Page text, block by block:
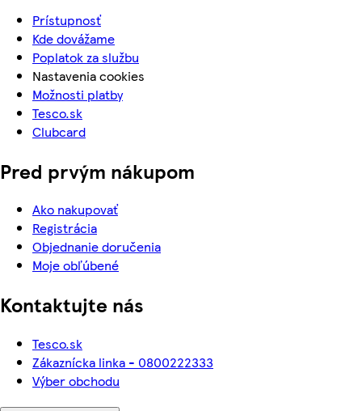
Prístupnosť
Kde dovážame
Poplatok za službu
Nastavenia cookies
Možnosti platby
Tesco.sk
Clubcard
Pred prvým nákupom
Ako nakupovať
Registrácia
Objednanie doručenia
Moje obľúbené
Kontaktujte nás
Tesco.sk
Zákaznícka linka - 0800222333
Výber obchodu